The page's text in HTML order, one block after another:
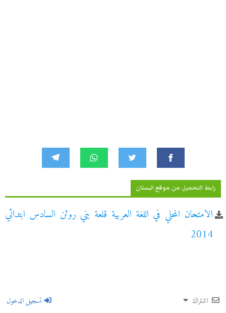
رابط التحميل من موقع البستان
الامتحان المحلي في اللغة العربية قلعة بني روثن السادس ابتدائي
2014
اشتراك تسجيل الدخول